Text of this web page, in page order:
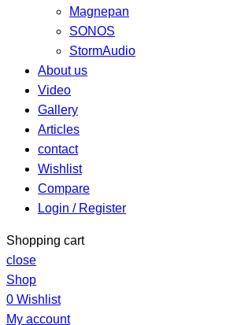
Magnepan
SONOS
StormAudio
About us
Video
Gallery
Articles
contact
Wishlist
Compare
Login / Register
Shopping cart
close
Shop
0 Wishlist
My account